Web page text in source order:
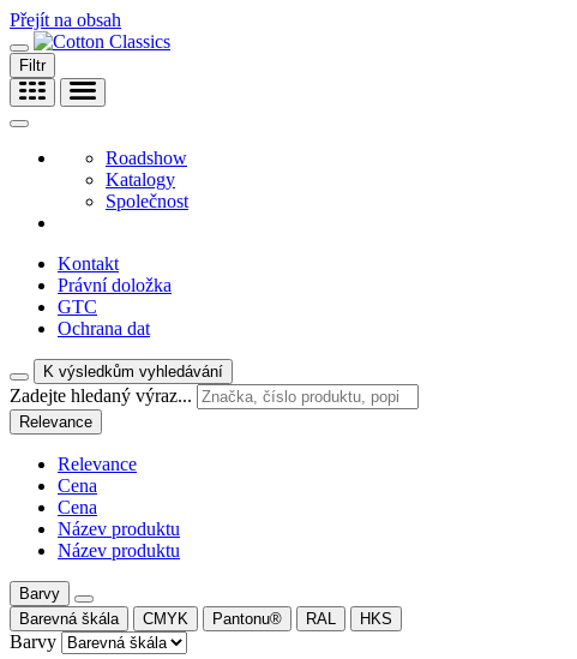
Přejít na obsah
Filtr
Roadshow
Katalogy
Společnost
Kontakt
Právní doložka
GTC
Ochrana dat
K výsledkům vyhledávání
Zadejte hledaný výraz...
Relevance
Relevance
Cena
Cena
Název produktu
Název produktu
Barvy
Barevná škála
CMYK Pantonu® RAL HKS
Barvy